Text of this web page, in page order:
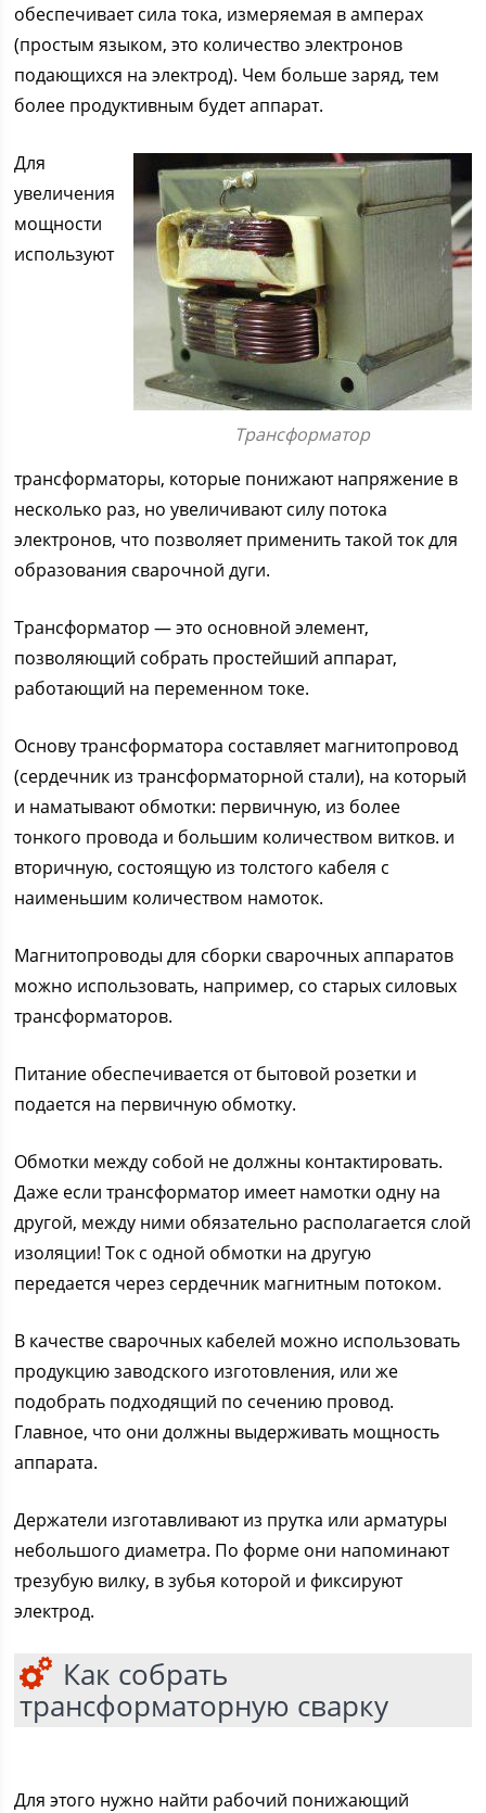
обеспечивает сила тока, измеряемая в амперах
(простым языком, это количество электронов
подающихся на электрод). Чем больше заряд, тем
более продуктивным будет аппарат.
Трансформатор
Для
увеличения
мощности
используют
трансформаторы, которые понижают напряжение в
несколько раз, но увеличивают силу потока
электронов, что позволяет применить такой ток для
образования сварочной дуги.
Трансформатор — это основной элемент,
позволяющий собрать простейший аппарат,
работающий на переменном токе.
Основу трансформатора составляет магнитопровод
(сердечник из трансформаторной стали), на который
и наматывают обмотки: первичную, из более
тонкого провода и большим количеством витков. и
вторичную, состоящую из толстого кабеля с
наименьшим количеством намоток.
Магнитопроводы для сборки сварочных аппаратов
можно использовать, например, со старых силовых
трансформаторов.
Питание обеспечивается от бытовой розетки и
подается на первичную обмотку.
Обмотки между собой не должны контактировать.
Даже если трансформатор имеет намотки одну на
другой, между ними обязательно располагается слой
изоляции! Ток с одной обмотки на другую
передается через сердечник магнитным потоком.
В качестве сварочных кабелей можно использовать
продукцию заводского изготовления, или же
подобрать подходящий по сечению провод.
Главное, что они должны выдерживать мощность
аппарата.
Держатели изготавливают из прутка или арматуры
небольшого диаметра. По форме они напоминают
трезубую вилку, в зубья которой и фиксируют
электрод.
Как собрать
трансформаторную сварку
Для этого нужно найти рабочий понижающий